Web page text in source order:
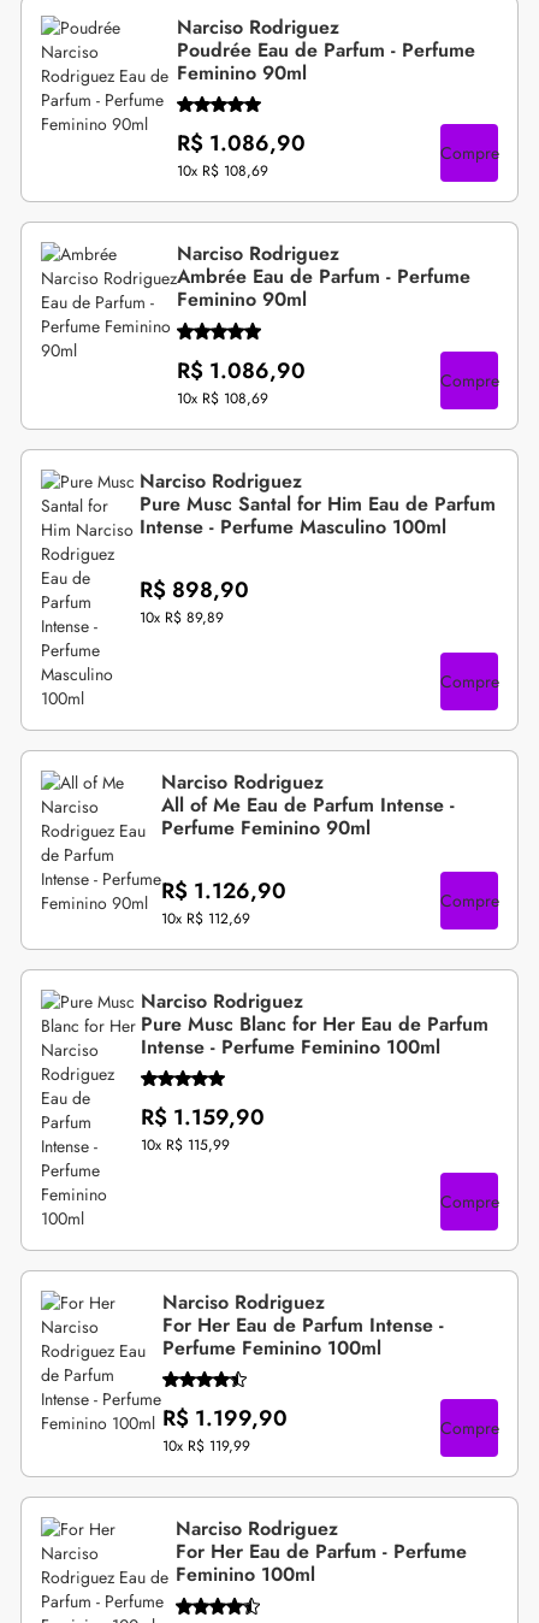
Narciso Rodriguez
Poudrée Eau de Parfum - Perfume
Feminino 90ml
R$ 1.086,90
10x R$ 108,69
Compre
Narciso Rodriguez
Ambrée Eau de Parfum - Perfume
Feminino 90ml
R$ 1.086,90
10x R$ 108,69
Compre
Narciso Rodriguez
Pure Musc Santal for Him Eau de Parfum
Intense - Perfume Masculino 100ml
R$ 898,90
10x R$ 89,89
Compre
Narciso Rodriguez
All of Me Eau de Parfum Intense -
Perfume Feminino 90ml
R$ 1.126,90
10x R$ 112,69
Compre
Narciso Rodriguez
Pure Musc Blanc for Her Eau de Parfum
Intense - Perfume Feminino 100ml
R$ 1.159,90
10x R$ 115,99
Compre
Narciso Rodriguez
For Her Eau de Parfum Intense -
Perfume Feminino 100ml
R$ 1.199,90
10x R$ 119,99
Compre
Narciso Rodriguez
For Her Eau de Parfum - Perfume
Feminino 100ml